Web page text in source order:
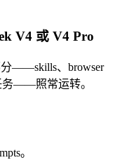
V4 或 V4 Pro
——skills、browser
务——照常运转。
。